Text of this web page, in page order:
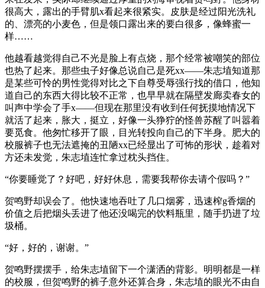
很高大，露出的手臂肌x看起来很紧实。皮肤是经过阳光洗礼
的、漂亮的小麦色，但是领口露出来的要白很多，像蜂蜜一
样……
他越看越觉得自己不光是脸上有点烧，那个经常被嘲笑的部位
也热了起来。那些虫子好像总说自己是死xx——朱志埴知道那
是某些可怜的男性觉得对比之下自尊受辱强行找的借口，他知
道自己的东西大得比较不正常，也早早就在隔壁发廊卖春女的
叫声中学会了手x——但现在那里没有收到任何抚摸地情况下
就活了起来，胀大，挺立，好像一头狰狞的怪兽苏醒了叫嚣着
要觅食。他匆忙移开了眼，目光转投向自己的下半身。肥大的
校服裤子也无法遮掩的丑陋xx已经显出了可怖的形状，趁着对
方还未发觉，朱志埴连忙拿过枕头挡住。
“你要睡觉了？好吧，好好休息，需要我帮你去请个假吗？”
贺鸣野却误会了。他快速地吞吐了几口烟雾，迅速榨g香烟的
价值之后把烟头丢进了他还没喝完的饮料瓶里，随手扔进了垃
圾桶。
“好，好的，谢谢。”
贺鸣野摆摆手，给朱志埴留下一个潇洒的背影。明明都是一样
的校服，但贺鸣野的裤子意外还算合身，朱志埴的眼光不由自